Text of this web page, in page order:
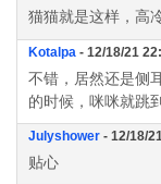
猫猫就是这样，高
Kotalpa - 12/18/21
不错，居然还是侧
的时候，咪咪就跳
Julyshower - 12/18/
贴心